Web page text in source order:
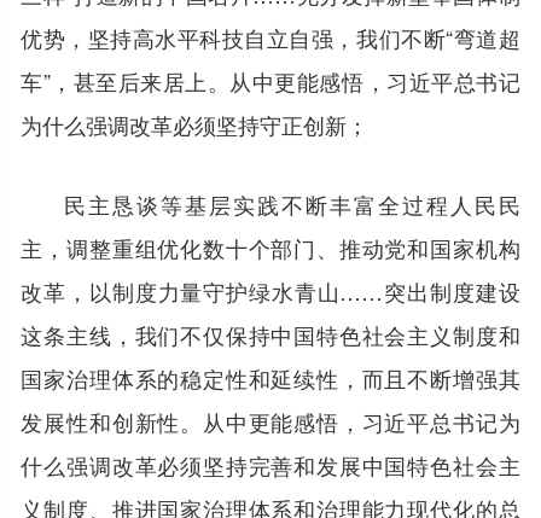
优势，坚持高水平科技自立自强，我们不断“弯道超
车”，甚至后来居上。从中更能感悟，习近平总书记
为什么强调改革必须坚持守正创新；
民主恳谈等基层实践不断丰富全过程人民民
主，调整重组优化数十个部门、推动党和国家机构
改革，以制度力量守护绿水青山……突出制度建设
这条主线，我们不仅保持中国特色社会主义制度和
国家治理体系的稳定性和延续性，而且不断增强其
发展性和创新性。从中更能感悟，习近平总书记为
什么强调改革必须坚持完善和发展中国特色社会主
义制度、推进国家治理体系和治理能力现代化的总